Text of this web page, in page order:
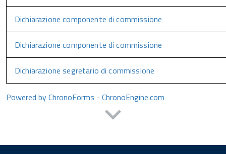
Dichiarazione componente di commissione
Dichiarazione componente di commissione
Dichiarazione segretario di commissione
Powered by ChronoForms - ChronoEngine.com